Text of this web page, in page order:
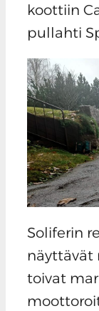
koottiin
pullahti
Soliferin
näyttävät
toivat